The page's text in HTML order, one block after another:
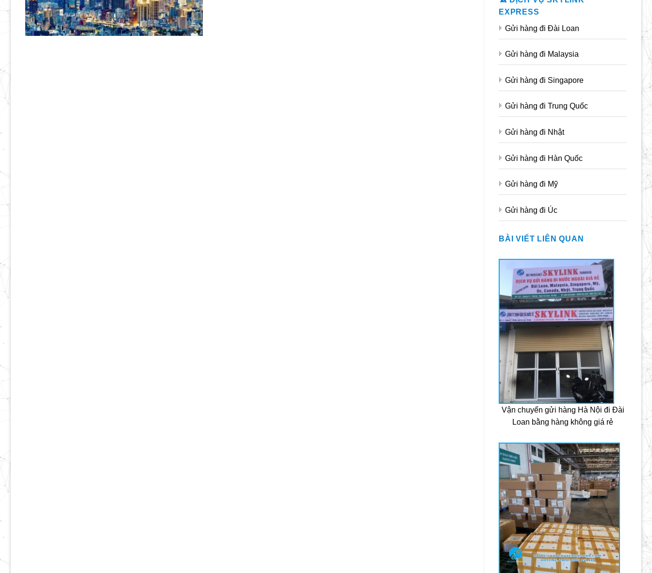
EXPRESS
Gửi hàng đi Đài Loan
Gửi hàng đi Malaysia
Gửi hàng đi Singapore
Gửi hàng đi Trung Quốc
Gửi hàng đi Nhật
Gửi hàng đi Hàn Quốc
Gửi hàng đi Mỹ
Gửi hàng đi Úc
BÀI VIẾT LIÊN QUAN
Vận chuyển gửi hàng Hà Nội đi Đài
Loan bằng hàng không giá rẻ